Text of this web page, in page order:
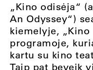
„Kino odisėja“
An Odyssey“)
kiemelyje, „Kino
programoje,
kartu su kino
Taip pat beveik